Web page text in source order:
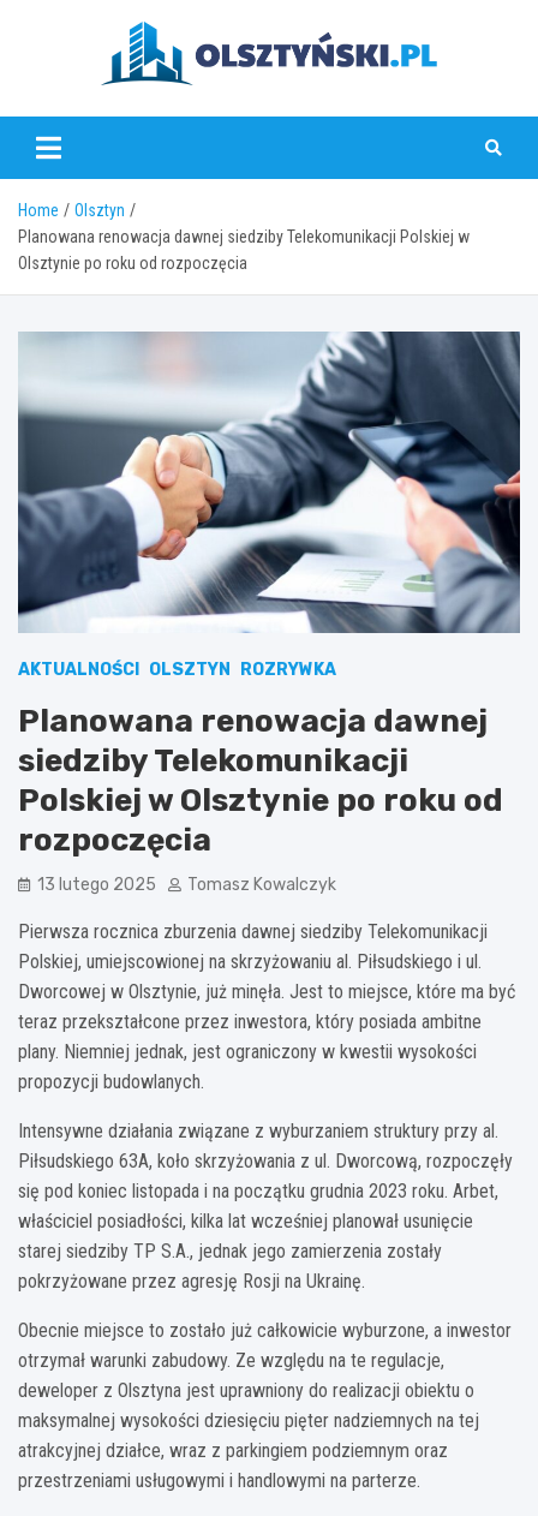
olsztynski.pl
Home
Olsztyn
Planowana renowacja dawnej siedziby Telekomunikacji Polskiej w
Olsztynie po roku od rozpoczęcia
AKTUALNOŚCI OLSZTYN ROZRYWKA
Planowana renowacja dawnej
siedziby Telekomunikacji
Polskiej w Olsztynie po roku od
rozpoczęcia
13 lutego 2025 Tomasz Kowalczyk
Pierwsza rocznica zburzenia dawnej siedziby Telekomunikacji
Polskiej, umiejscowionej na skrzyżowaniu al. Piłsudskiego i ul.
Dworcowej w Olsztynie, już minęła. Jest to miejsce, które ma być
teraz przekształcone przez inwestora, który posiada ambitne
plany. Niemniej jednak, jest ograniczony w kwestii wysokości
propozycji budowlanych.
Intensywne działania związane z wyburzaniem struktury przy al.
Piłsudskiego 63A, koło skrzyżowania z ul. Dworcową, rozpoczęły
się pod koniec listopada i na początku grudnia 2023 roku. Arbet,
właściciel posiadłości, kilka lat wcześniej planował usunięcie
starej siedziby TP S.A., jednak jego zamierzenia zostały
pokrzyżowane przez agresję Rosji na Ukrainę.
Obecnie miejsce to zostało już całkowicie wyburzone, a inwestor
otrzymał warunki zabudowy. Ze względu na te regulacje,
deweloper z Olsztyna jest uprawniony do realizacji obiektu o
maksymalnej wysokości dziesięciu pięter nadziemnych na tej
atrakcyjnej działce, wraz z parkingiem podziemnym oraz
przestrzeniami usługowymi i handlowymi na parterze.